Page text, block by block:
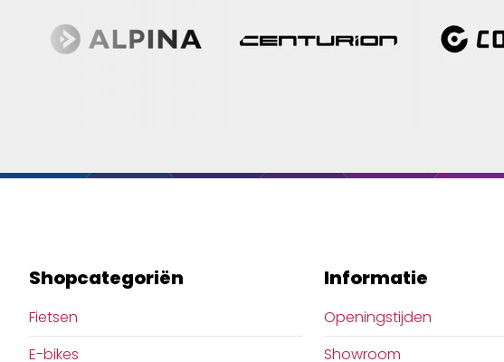
Shopcategoriën
Fietsen
E-bikes
Informatie
Openingstijden
Showroom